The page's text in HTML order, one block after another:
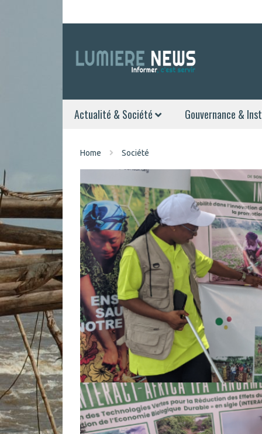
Actualité & Société Gouvernance &
Home Société